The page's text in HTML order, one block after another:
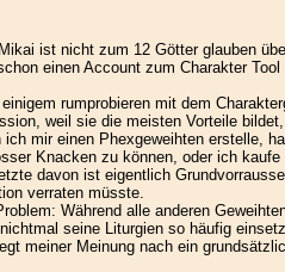
ist nicht zum 12 Götter glauben
einen Account zum Charakter
einigem rumprobieren mit dem
weil sie die meisten Vorteile
ich mir einen Phexgeweihten erstelle,
Knacken zu können, oder ich
davon ist eigentlich
verraten müsste.
Während alle anderen
seine Liturgien so häufig
meiner Meinung nach ein